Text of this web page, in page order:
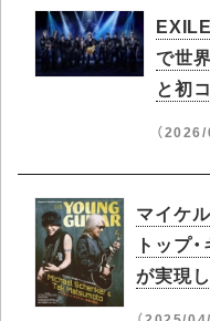
で世
と初
（
マイケ
トップ
が実現